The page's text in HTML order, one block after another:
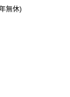
無休)